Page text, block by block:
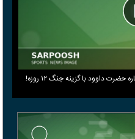
داوود با گزینه جنگ ۱۲ روزه!